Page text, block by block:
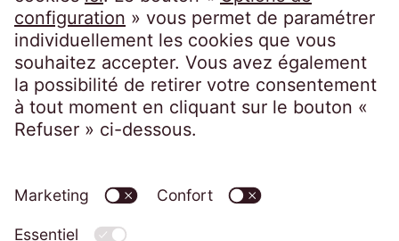
10, impasse de Presles
75726 Paris CEDEX 15
France
Politique de confidentialité